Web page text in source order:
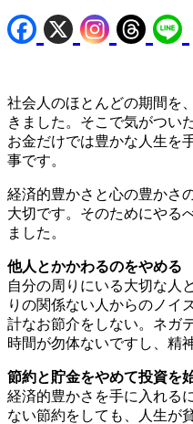
社会人のほとんどの期間を
きました。そこで気がつい
お金だけでは豊かな人生を
事です。
経済的豊かさと心の豊かさ
大切です。そのためにやる
ました。
他人とかかわるのをやめる
自分の周りにいる大切な人
りの関係ない人からのノイ
計なお節介をしない。ネガ
時間が勿体ないですし、精
節約と貯金をやめて投資を
経済的豊かさを手に入れる
ない節約をしても、人生が